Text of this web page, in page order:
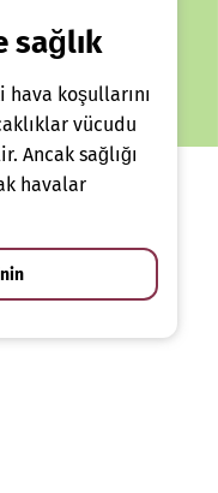
koşullarını
vücudu
Ancak sağlığı
havalar